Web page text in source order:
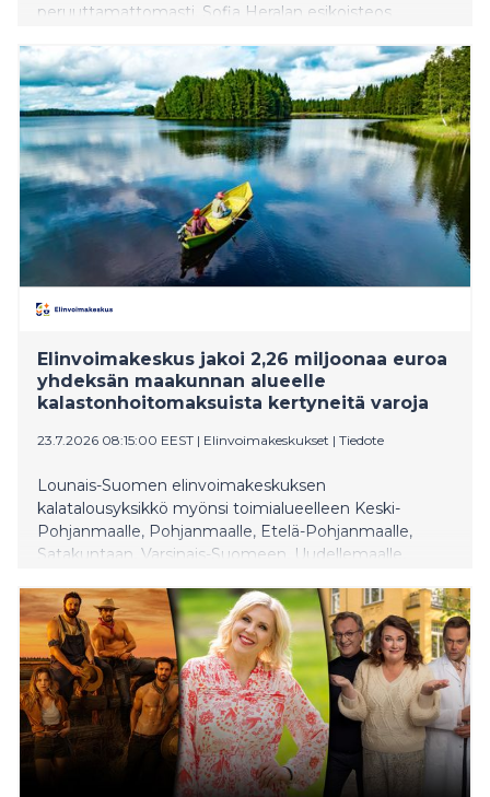
peruuttamattomasti. Sofia Heralan esikoisteos
pohjoisen luonnosta, elämän arvaamattomuudesta ja
sodanjälkeisen ajan kipeistä ihmissuhteista.
Elinvoimakeskus jakoi 2,26 miljoonaa euroa
yhdeksän maakunnan alueelle
kalastonhoitomaksuista kertyneitä varoja
23.7.2026 08:15:00 EEST | Elinvoimakeskukset | Tiedote
Lounais-Suomen elinvoimakeskuksen
kalatalousyksikkö myönsi toimialueelleen Keski-
Pohjanmaalle, Pohjanmaalle, Etelä-Pohjanmaalle,
Satakuntaan, Varsinais-Suomeen, Uudellemaalle,
yhteensä noin 2,26 miljoonaa euroa kalatalouden
edistämisvaroja. Varat ovat kertyneet kalastajien
maksamista valtion kalastonhoitomaksuista.